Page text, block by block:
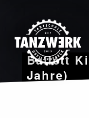
Ballett
Jahre)